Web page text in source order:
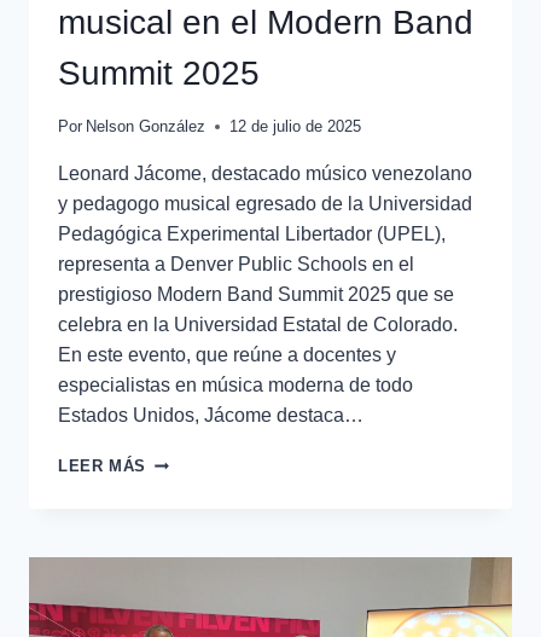
musical en el Modern Band
Summit 2025
Por Nelson González 12 de julio de 2025
Leonard Jácome, destacado músico venezolano
y pedagogo musical egresado de la Universidad
Pedagógica Experimental Libertador (UPEL),
representa a Denver Public Schools en el
prestigioso Modern Band Summit 2025 que se
celebra en la Universidad Estatal de Colorado.
En este evento, que reúne a docentes y
especialistas en música moderna de todo
Estados Unidos, Jácome destaca…
LEER MÁS